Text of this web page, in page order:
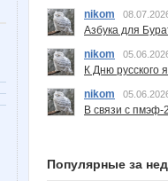
nikom
Азбука для
nikom
К Дню русского
nikom
В связи с пмэф-
Популярные за